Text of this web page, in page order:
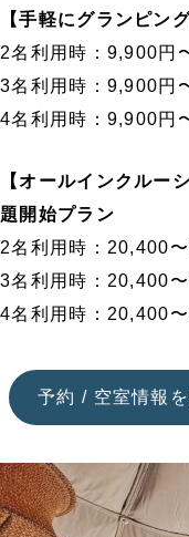
【手軽にグランピン
2名利用時：9,900円
3名利用時：9,900円
4名利用時：9,900円
【オールインクルー
題開始プラン
2名利用時：20,400
3名利用時：20,400
4名利用時：20,400
予約 / 空室情報